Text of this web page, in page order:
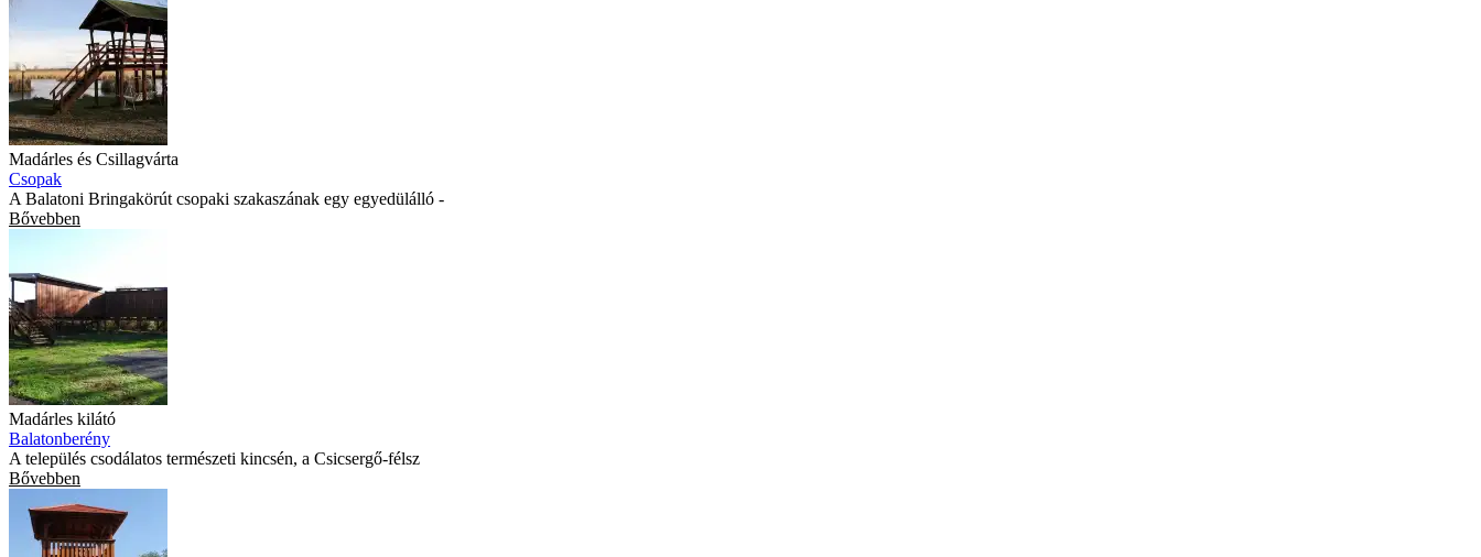
Madárles és Csillagvárta
Csopak
A Balatoni Bringakörút csopaki szakaszának egy egyedülálló -
Bővebben
Madárles kilátó
Balatonberény
A település csodálatos természeti kincsén, a Csicsergő-félsz
Bővebben